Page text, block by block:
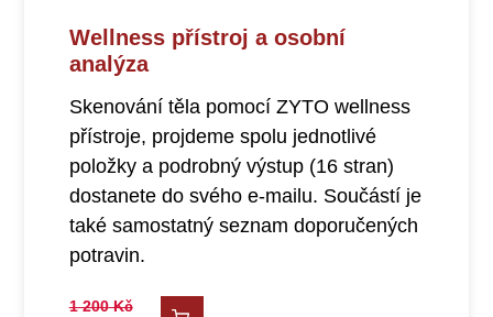
Wellness přístroj a osobní
analýza
Skenování těla pomocí ZYTO wellness
přístroje, projdeme spolu jednotlivé
položky a podrobný výstup (16 stran)
dostanete do svého e-mailu. Součástí je
také samostatný seznam doporučených
potravin.
1 200Kč